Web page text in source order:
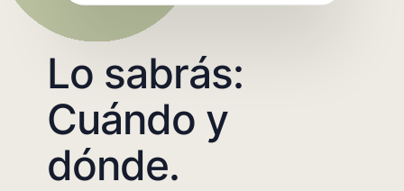
Lo sabrás:
Cuándo y
dónde.